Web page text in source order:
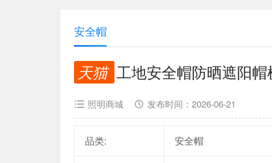
安全帽
天猫 工地安全帽防晒遮阳
照明商城 发布时间： 2026-06-21
品类: 安全帽